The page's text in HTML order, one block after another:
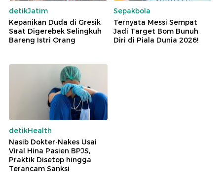
detikJatim
Kepanikan Duda di Gresik
Saat Digerebek Selingkuh
Bareng Istri Orang
Sepakbola
Ternyata Messi Sempat
Jadi Target Bom Bunuh
Diri di Piala Dunia 2026!
detikHealth
Nasib Dokter-Nakes Usai
Viral Hina Pasien BPJS,
Praktik Disetop hingga
Terancam Sanksi